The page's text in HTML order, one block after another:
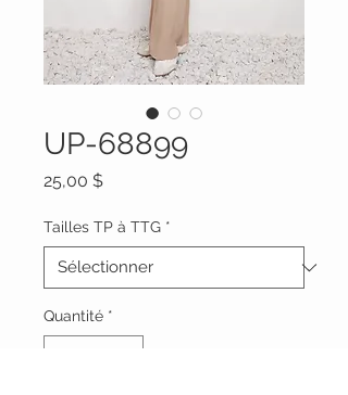
UP-68899
25,00 $Prix
Tailles TP à TTG *
Quantité *